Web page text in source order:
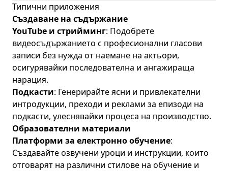
Типични приложения
Създаване на съдържание
YouTube и стрийминг: Подобрете
видеосъдържанието с професионални гласови
записи без нужда от наемане на актьори,
осигурявайки последователна и ангажираща
нарация.
Подкасти: Генерирайте ясни и привлекателни
интродукции, преходи и реклами за епизоди на
подкасти, улеснявайки процеса на производство.
Образователни материали
Платформи за електронно обучение:
Създавайте озвучени уроци и инструкции, които
отговарят на различни стилове на обучение и